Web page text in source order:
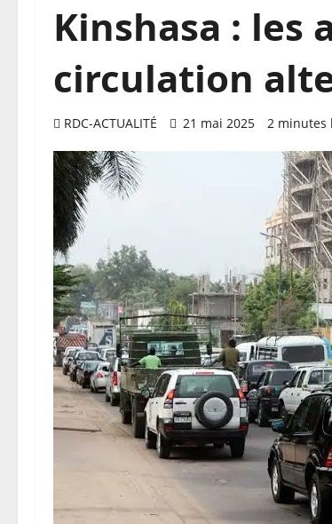
Kinshasa : les
circulation
RDC-ACTUALITÉ 21 mai 2025 2 minutes